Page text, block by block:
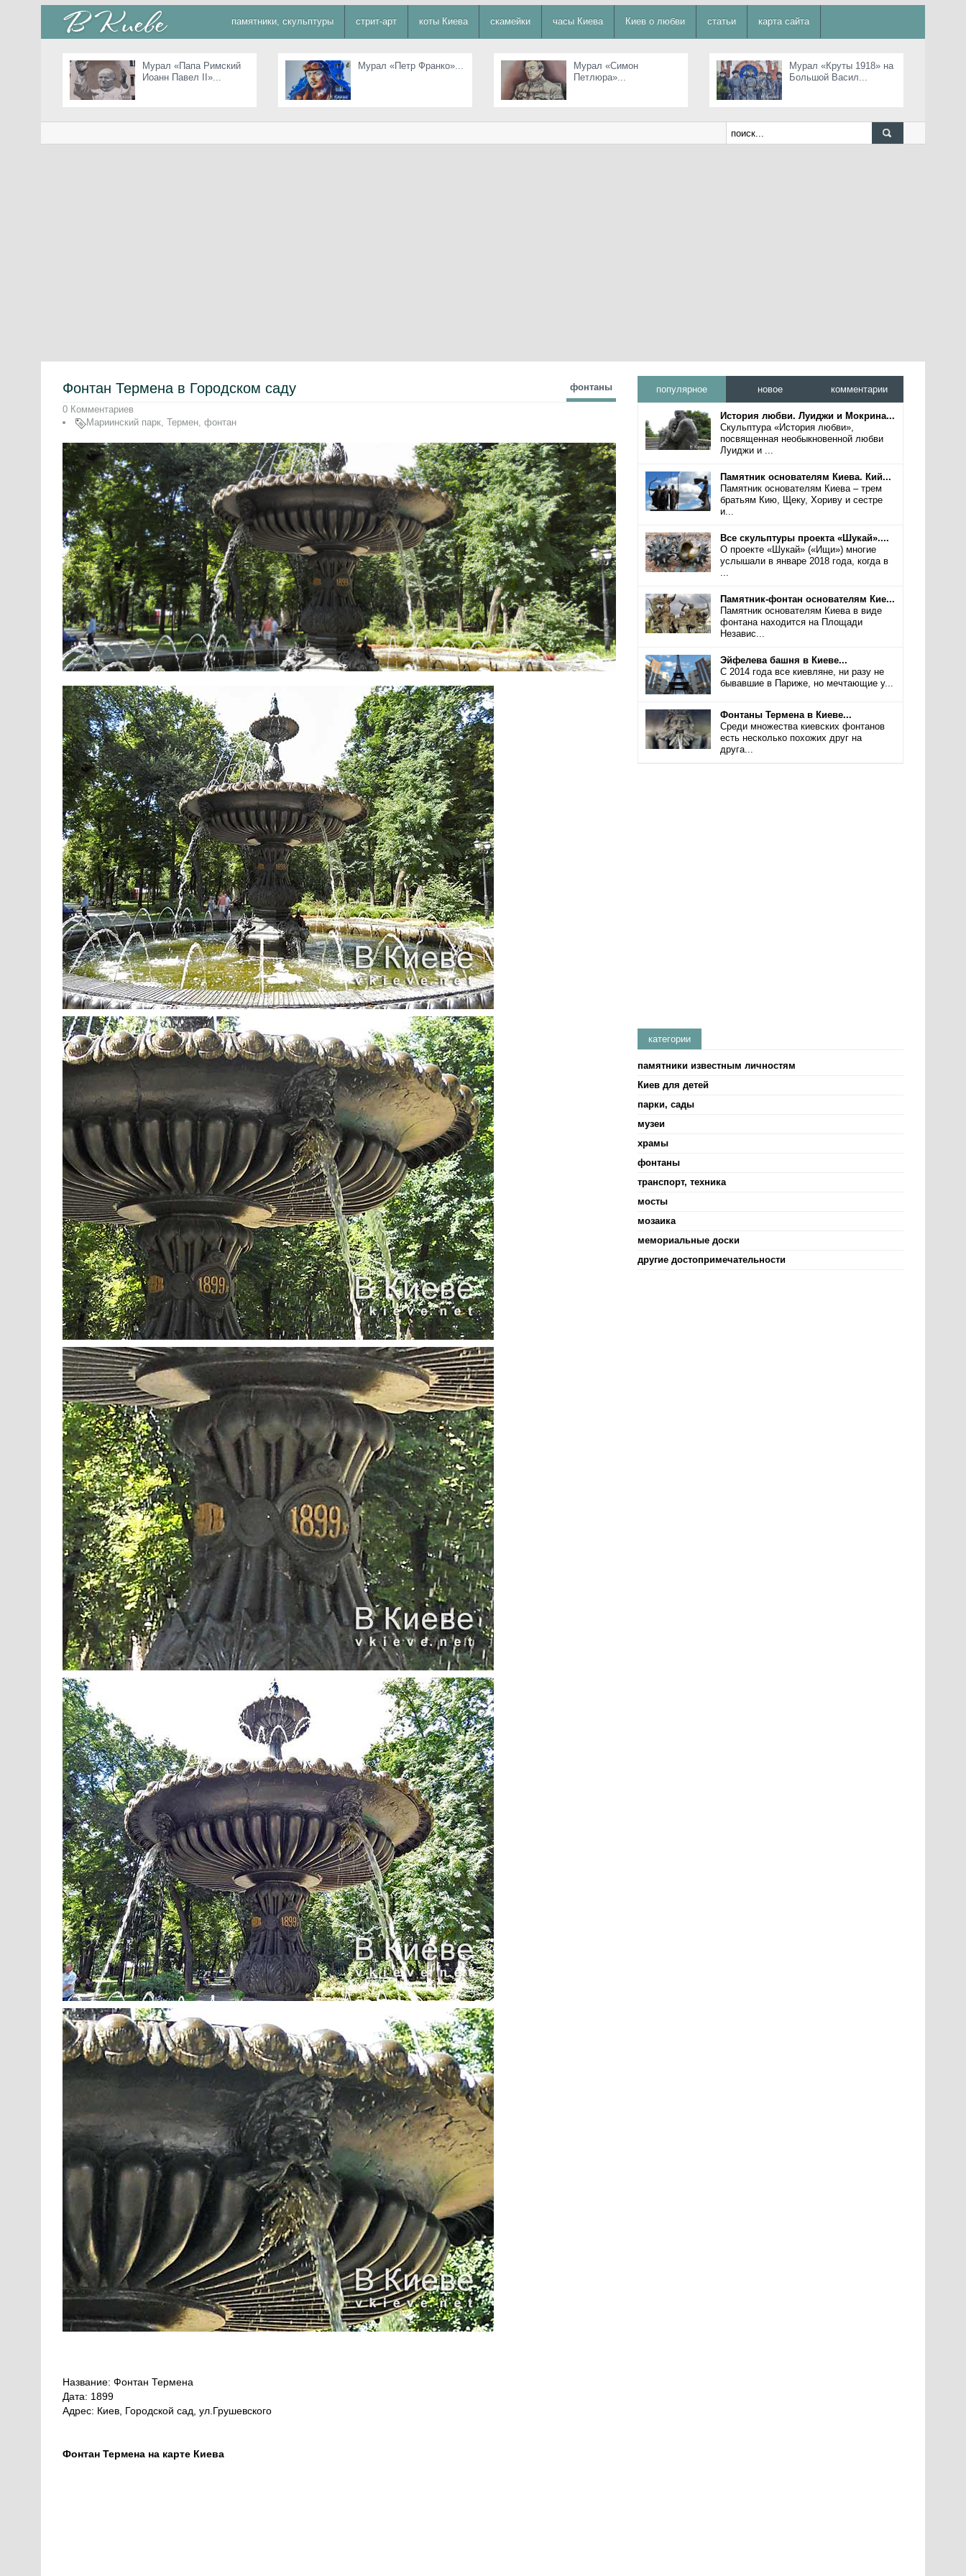
памятники, скульптуры стрит-арт коты Киева скамейки часы Киева Киев о любви статьи карта сайта
Мурал «Папа Римский
Иоанн Павел II»...
Мурал «Петр Франко»...
Мурал «Симон
Петлюра»...
Мурал «Круты 1918» на
Большой Васил...
Фонтан Термена в Городском саду фонтаны
0 Комментариев
Мариинский парк, Термен, фонтан
Название: Фонтан Термена
Дата: 1899
Адрес: Киев, Городской сад, ул.Грушевского
Фонтан Термена на карте Киева
популярное новое комментарии
История любви. Луиджи и Мокрина...
Скульптура «История любви»,
посвященная необыкновенной любви
Луиджи и ...
Памятник основателям Киева. Кий...
Памятник основателям Киева – трем
братьям Кию, Щеку, Хориву и сестре
и...
Все скульптуры проекта «Шукай»....
О проекте «Шукай» («Ищи») многие
услышали в январе 2018 года, когда в
...
Памятник-фонтан основателям Кие...
Памятник основателям Киева в виде
фонтана находится на Площади
Независ...
Эйфелева башня в Киеве...
С 2014 года все киевляне, ни разу не
бывавшие в Париже, но мечтающие у...
Фонтаны Термена в Киеве...
Среди множества киевских фонтанов
есть несколько похожих друг на
друга...
категории
памятники известным личностям
Киев для детей
парки, сады
музеи
храмы
фонтаны
транспорт, техника
мосты
мозаика
мемориальные доски
другие достопримечательности